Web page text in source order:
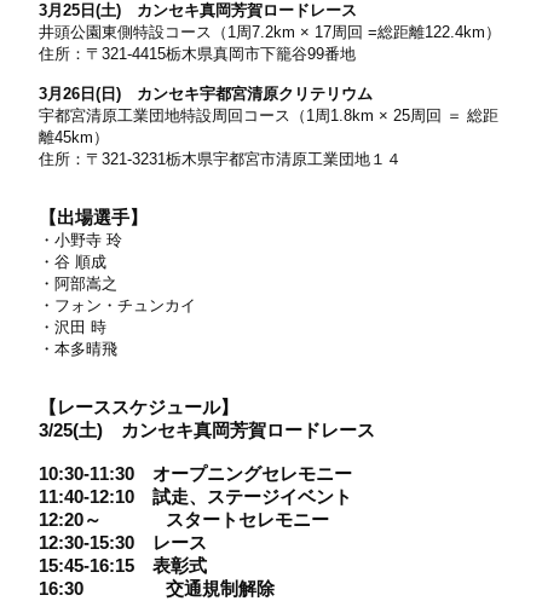
3月25日(土) カンセキ真岡芳賀ロードレース
井頭公園東側特設コース（ 1周7.2km × 17周回 =総距離122.4km ）
住所：〒321-4415栃木県真岡市下籠谷99番地
3月26日(日) カンセキ宇都宮清原クリテリウム
宇都宮清原工業団地特設周回コース（ 1周 1.8km × 25周回 ＝ 総距
離45km ）
住所：〒321-3231栃木県宇都宮市清原工業団地１４
【出場選手】
・小野寺 玲
・谷 順成
・ 阿部嵩之
・ フォン・チュンカイ
・沢田 時
・本多晴飛
【レーススケジュール】
3/25(土) カンセキ真岡芳賀ロードレース
10:30-11:30オープニングセレモニー
11:40-12:10試走、ステージイベント
12:20～ スタートセレモニー
12:30-15:30 レース
15:45-16:15表彰式
16:30交通規制解除